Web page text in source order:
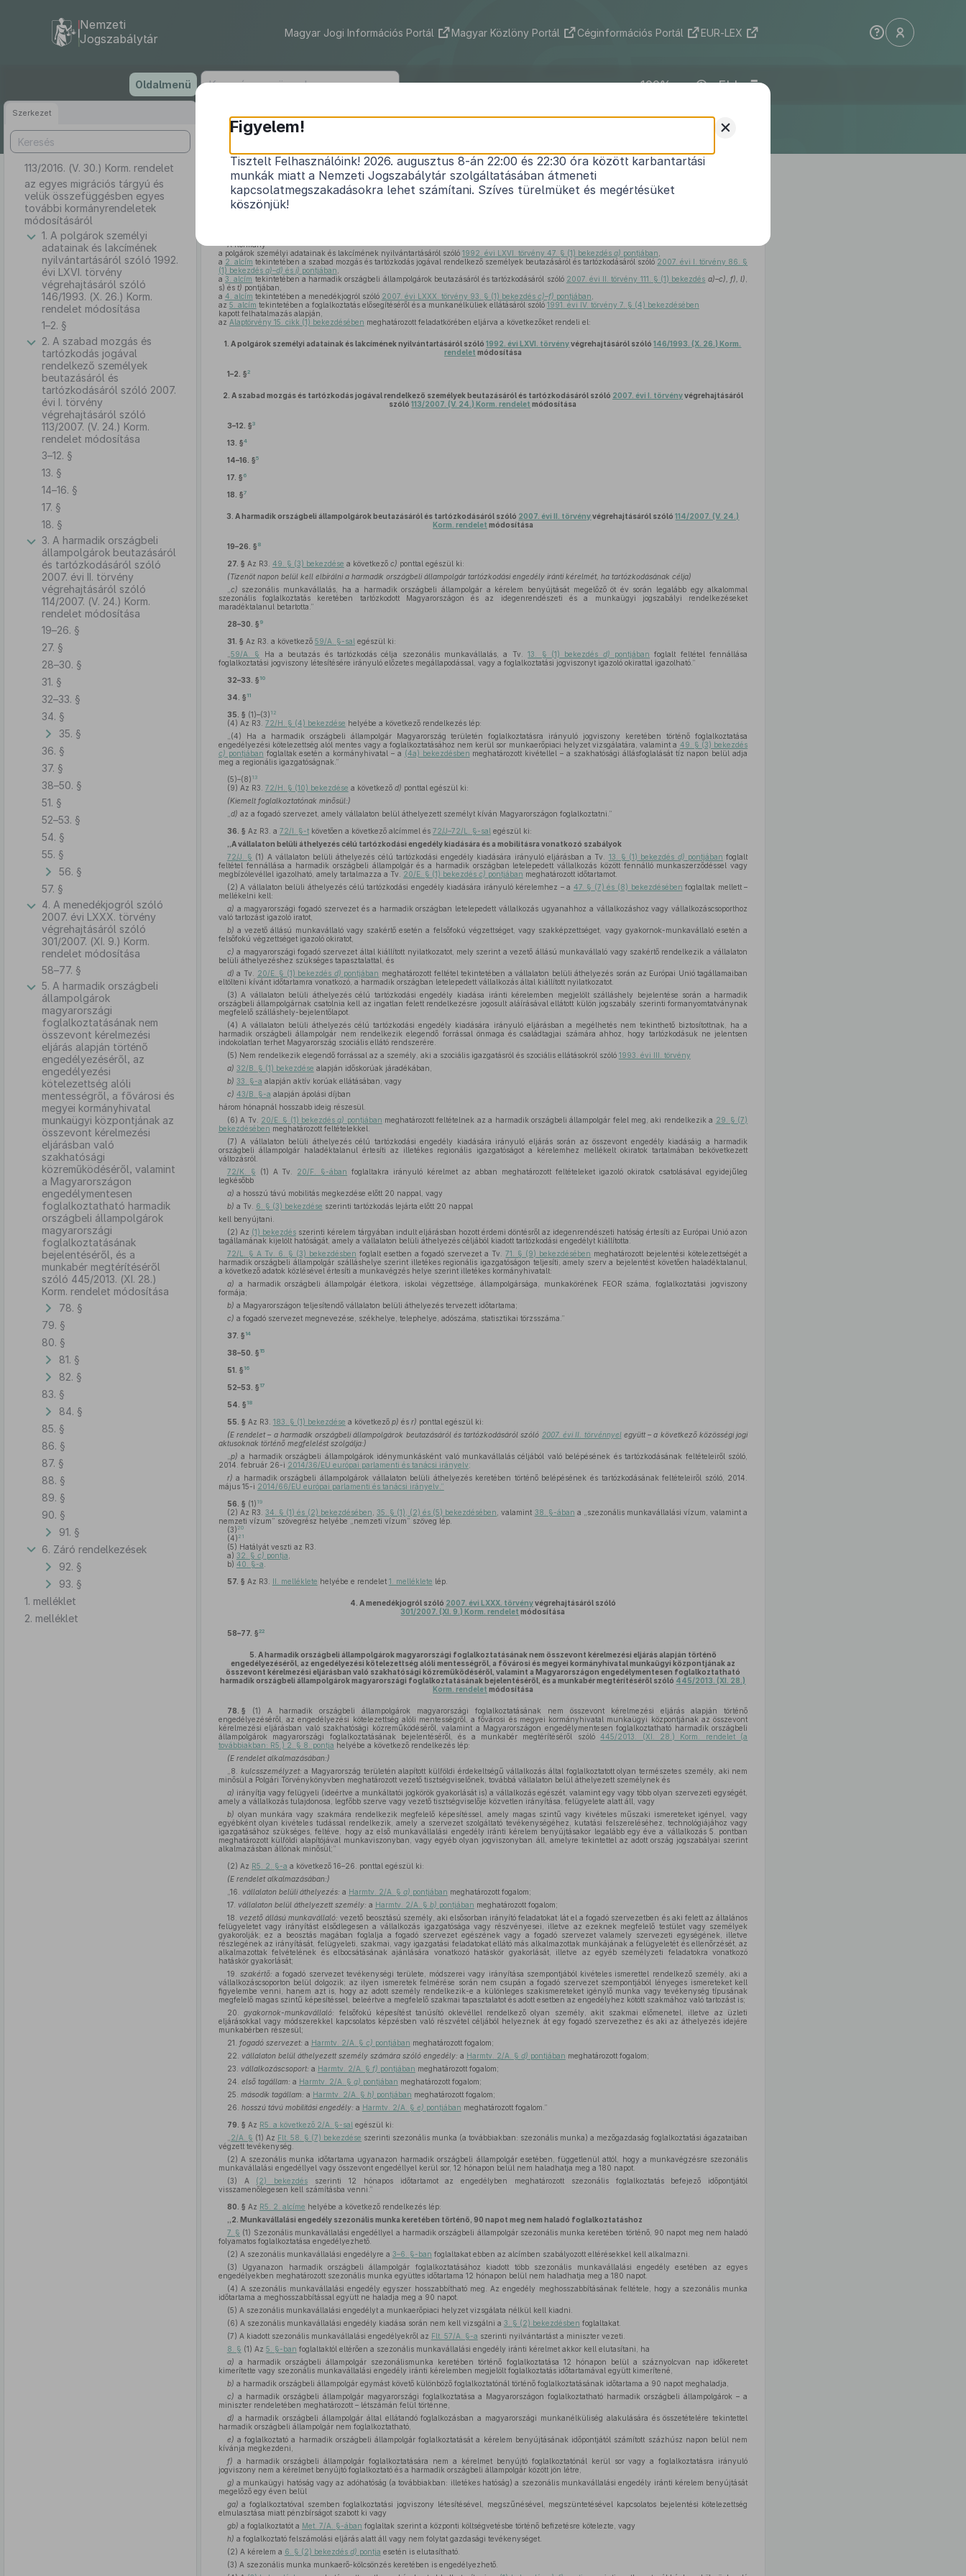
tartalomra
Nemzeti
Jogszabálytár
Magyar Jogi Információs Portál Magyar Közlöny Portál Céginformációs Portál EUR-LEX
Oldalmenü ELI
Szerkezet
113/2016. (V. 30.) Korm. rendelet
az egyes migrációs tárgyú és
velük összefüggésben egyes
további kormányrendeletek
módosításáról
1. A polgárok személyi
adatainak és lakcímének
nyilvántartásáról szóló 1992.
évi LXVI. törvény
végrehajtásáról szóló
146/1993. (X. 26.) Korm.
rendelet módosítása
1–2. §
2. A szabad mozgás és
tartózkodás jogával
rendelkező személyek
beutazásáról és
tartózkodásáról szóló 2007.
évi I. törvény
végrehajtásáról szóló
113/2007. (V. 24.) Korm.
rendelet módosítása
3–12. §
13. §
14–16. §
17. §
18. §
3. A harmadik országbeli
állampolgárok beutazásáról
és tartózkodásáról szóló
2007. évi II. törvény
végrehajtásáról szóló
114/2007. (V. 24.) Korm.
rendelet módosítása
19–26. §
27. §
28–30. §
31. §
32–33. §
34. §
35. §
36. §
37. §
38–50. §
51. §
52–53. §
54. §
55. §
56. §
57. §
4. A menedékjogról szóló
2007. évi LXXX. törvény
végrehajtásáról szóló
301/2007. (XI. 9.) Korm.
rendelet módosítása
58–77. §
5. A harmadik országbeli
állampolgárok
magyarországi
foglalkoztatásának nem
összevont kérelmezési
eljárás alapján történő
engedélyezéséről, az
engedélyezési
kötelezettség alóli
mentességről, a fővárosi és
megyei kormányhivatal
munkaügyi központjának az
összevont kérelmezési
eljárásban való
szakhatósági
közreműködéséről, valamint
a Magyarországon
engedélymentesen
foglalkoztatható harmadik
országbeli állampolgárok
magyarországi
foglalkoztatásának
bejelentéséről, és a
munkabér megtérítéséről
szóló 445/2013. (XI. 28.)
Korm. rendelet módosítása
78. §
79. §
80. §
81. §
82. §
83. §
84. §
85. §
86. §
87. §
88. §
89. §
90. §
91. §
6. Záró rendelkezések
92. §
93. §
1. melléklet
2. melléklet
113/2016. (V. 30.) Korm. rendelet
az egyes migrációs tárgyú és velük összefüggésben egyes további
kormányrendeletek módosításáról1
A Kormány
a polgárok személyi adatainak és lakcímének nyilvántartásáról szóló 1992. évi LXVI. törvény 47. § (1) bekezdés a) pontjában
a 2. alcím tekintetében a szabad mozgás és tartózkodás jogával rendelkező személyek beutazásáról és tartózkodásáról szóló 2007. évi I. törvény 86. §
(1) bekezdés a)–d) és i) pontjában
a3. alcím tekintetében a harmadik országbeli állampolgárok beutazásáról és tartózkodásáról szóló 2007. évi II. törvény 111. § (1) bekezdés a)–c), f), l)
s) és t) pontjában,
a 4. alcím tekintetében a menedékjogról szóló 2007. évi LXXX. törvény 93. § (1) bekezdés c)–f) pontjában
az 5. alcím tekintetében a foglalkoztatás elősegítéséről és a munkanélküliek ellátásáról szóló 1991. évi IV. törvény 7. § (4) bekezdésében
kapott felhatalmazás alapján,
az Alaptörvény 15. cikk (1) bekezdésében meghatározott feladatkörében eljárva a következőket rendeli el:
1. A polgárok személyi adatainak és lakcímének nyilvántartásáról szóló1992. évi LXVI. törvényvégrehajtásáról szóló146/1993. (X. 26.) Korm.
rendelet módosítása
1–2. §2
2. A szabad mozgás és tartózkodás jogával rendelkező személyek beutazásáról és tartózkodásáról szóló 2007. évi I. törvényvégrehajtásáról
szóló113/2007. (V. 24.) Korm. rendelet módosítása
3–12. §3
13. §4
14–16. §5
17. § 6
18. §7
3. A harmadik országbeli állampolgárok beutazásáról és tartózkodásáról szóló 2007. évi II. törvényvégrehajtásáról szóló114/2007. (V. 24.)
Korm. rendelet módosítása
19–26. § 8
27. § Az R3. 49. § (3) bekezdése a következő c) ponttal egészül ki:
(Tizenöt napon belül kell elbírálni a harmadik országbeli állampolgár tartózkodási engedély iránti kérelmét, ha tartózkodásának célja)
c) szezonális munkavállalás, ha a harmadik országbeli állampolgár a kérelem benyújtását megelőző öt év során legalább egy alkalommal
szezonális foglalkoztatás keretében tartózkodott Magyarországon és az idegenrendészeti és a munkaügyi jogszabályi rendelkezéseket
maradéktalanul betartotta.”
28–30. § 9
31. § Az R3. a következő 59/A. §-sal egészül ki:
59/A. § Ha a beutazás és tartózkodás célja szezonális munkavállalás, a Tv.13. § (1) bekezdés d) pontjában foglalt feltétel fennállása
foglalkoztatási jogviszony létesítésére irányuló előzetes megállapodással, vagy a foglalkoztatási jogviszonyt igazoló okirattal igazolható.”
32–33. § 10
34. § 11
35. § (1)–(3) 12
(4) Az R3. 72/H. § (4) bekezdése helyébe a következő rendelkezés lép:
„(4) Ha a harmadik országbeli állampolgár Magyarország területén foglalkoztatásra irányuló jogviszony keretében történő foglalkoztatása
engedélyezési kötelezettség alól mentes vagy a foglalkoztatásához nem kerül sor munkaerőpiaci helyzet vizsgálatára, valamint a 49. § (3) bekezdés
c) pontjában foglaltak esetén a kormányhivatal – a (4a) bekezdésben meghatározott kivétellel – a szakhatósági állásfoglalását tíz napon belül adja
meg a regionális igazgatóságnak.”
(5)–(8) 13
(9) Az R3. 72/H. § (10) bekezdése a következő d) ponttal egészül ki:
(Kiemelt foglalkoztatónak minősül:)
d) az a fogadó szervezet, amely vállalaton belül áthelyezett személyt kíván Magyarországon foglalkoztatni.”
36. § Az R3. a 72/I. §-tkövetően a következő alcímmel és 72/J–72/L. §-sal egészül ki:
„A vállalaton belüli áthelyezés célú tartózkodási engedély kiadására és a mobilitásra vonatkozó szabályok
72/J. § (1) A vállalaton belüli áthelyezés célú tartózkodási engedély kiadására irányuló eljárásban a Tv. 13. § (1) bekezdés d) pontjában foglalt
feltétel fennállása a harmadik országbeli állampolgár és a harmadik országban letelepedett vállalkozás között fennálló munkaszerződéssel vagy
megbízólevéllel igazolható, amely tartalmazza a Tv.
20/E. § (1) bekezdés c) pontjában meghatározott időtartamot.
(2) A vállalaton belüli áthelyezés célú tartózkodási engedély kiadására irányuló kérelemhez – a 47. § (7) és (8) bekezdésében foglaltak mellett –
mellékelni kell:
a) a magyarországi fogadó szervezet és a harmadik országban letelepedett vállalkozás ugyanahhoz a vállalkozáshoz vagy vállalkozáscsoporthoz
való tartozást igazoló iratot,
b) a vezető állású munkavállaló vagy szakértő esetén a felsőfokú végzettséget, vagy szakképzettséget, vagy gyakornok-munkavállaló esetén a
felsőfokú végzettséget igazoló okiratot,
c) a magyarországi fogadó szervezet által kiállított nyilatkozatot, mely szerint a vezető állású munkavállaló vagy szakértő rendelkezik a vállalaton
belüli áthelyezéshez szükséges tapasztalattal, és
d) a Tv. 20/E. § (1) bekezdés d) pontjában meghatározott feltétel tekintetében a vállalaton belüli áthelyezés során az Európai Unió tagállamaiban
eltölteni kívánt időtartamra vonatkozó, a harmadik országban letelepedett vállalkozás által kiállított nyilatkozatot.
(3) A vállalaton belüli áthelyezés célú tartózkodási engedély kiadása iránti kérelemben megjelölt szálláshely bejelentése során a harmadik
országbeli állampolgárnak csatolnia kell az ingatlan felett rendelkezésre jogosult aláírásával ellátott külön jogszabály szerinti formanyomtatványnak
megfelelő szálláshely-bejelentőlapot.
(4) A vállalaton belüli áthelyezés célú tartózkodási engedély kiadására irányuló eljárásban a megélhetés nem tekinthető biztosítottnak, ha a
harmadik országbeli állampolgár nem rendelkezik elegendő forrással önmaga és családtagjai számára ahhoz, hogy tartózkodásuk ne jelentsen
indokolatlan terhet Magyarország szociális ellátó rendszerére.
(5) Nem rendelkezik elegendő forrással az a személy, aki a szociális igazgatásról és szociális ellátásokról szóló 1993. évi III. törvény
a) 32/B. § (1) bekezdése alapján időskorúak járadékában,
b) 33. §-a alapján aktív korúak ellátásában, vagy
c) 43/B. §-a alapján ápolási díjban
három hónapnál hosszabb ideig részesül.
(6) A Tv. 20/E. § (1) bekezdésg) pontjában meghatározott feltételnek az a harmadik országbeli állampolgár felel meg, aki rendelkezik a 29. § (7)
bekezdésében meghatározott feltételekkel.
(7) A vállalaton belüli áthelyezés célú tartózkodási engedély kiadására irányuló eljárás során az összevont engedély kiadásáig a harmadik
országbeli állampolgár haladéktalanul értesíti az illetékes regionális igazgatóságot a kérelemhez mellékelt okiratok tartalmában bekövetkezett
változásról.
72/K. § (1) A Tv. 20/F. §-ában foglaltakra irányuló kérelmet az abban meghatározott feltételeket igazoló okiratok csatolásával egyidejűleg
legkésőbb
a) a hosszú távú mobilitás megkezdése előtt 20 nappal, vagy
b) a Tv. 6. § (3) bekezdése szerinti tartózkodás lejárta előtt 20 nappal
kell benyújtani.
(2) Az (1) bekezdésszerinti kérelem tárgyában indult eljárásban hozott érdemi döntésről az idegenrendészeti hatóság értesíti az Európai Unió azon
tagállamának kijelölt hatóságát, amely a vállalaton belüli áthelyezés céljából kiadott tartózkodási engedélyt kiállította.
72/L. § A Tv. 6. § (3) bekezdésben foglalt esetben a fogadó szervezet a Tv.71. § (9) bekezdésében meghatározott bejelentési kötelezettségét a
harmadik országbeli állampolgár szálláshelye szerint illetékes regionális igazgatóságon teljesíti, amely szerv a bejelentést követően haladéktalanul,
a következő adatok közlésével értesíti a munkavégzés helye szerint illetékes kormányhivatalt:
a) a harmadik országbeli állampolgár életkora, iskolai végzettsége, állampolgársága, munkakörének FEOR száma, foglalkoztatási jogviszony
formája;
b) a Magyarországon teljesítendő vállalaton belüli áthelyezés tervezett időtartama;
c) a fogadó szervezet megnevezése, székhelye, telephelye, adószáma, statisztikai törzsszáma.”
37. § 14
38–50. § 15
51. § 16
52–53. § 17
54. § 18
55. § Az R3. 183. § (1) bekezdése a következő p) és r) ponttal egészül ki:
(E rendelet – a harmadik országbeli állampolgárok beutazásáról és tartózkodásáról szóló 2007. évi II. törvénnyelegyütt – a következő közösségi jogi
aktusoknak történő megfelelést szolgálja:)
p) a harmadik országbeli állampolgárok idénymunkásként való munkavállalás céljából való belépésének és tartózkodásának feltételeiről szóló,
2014. február 26-i 2014/36/EU európai parlamenti és tanácsi irányelv;
r) a harmadik országbeli állampolgárok vállalaton belüli áthelyezés keretében történő belépésének és tartózkodásának feltételeiről szóló, 2014.
május 15-i 2014/66/EU európai parlamenti és tanácsi irányelv.”
56. § (1) 19
(2) Az R3.34. § (1) és (2) bekezdésében 35. § (1), (2) és (5) bekezdésében , valamint 38. §-ában a „szezonális munkavállalási vízum, valamint a
nemzeti vízum” szövegrész helyébe „nemzeti vízum” szöveg lép.
(3) 20
(4) 21
(5) Hatályát veszti az R3.
a) 32. § c) pontja
b) 40. §-a
57. § Az R3. II. melléklete helyébe e rendelet 1. melléklete lép.
4. A menedékjogról szóló 2007. évi LXXX. törvényvégrehajtásáról szóló
301/2007. (XI. 9.) Korm. rendelet módosítása
58–77. §22
5. A harmadik országbeli állampolgárok magyarországi foglalkoztatásának nem összevont kérelmezési eljárás alapján történő
engedélyezéséről, az engedélyezési kötelezettség alóli mentességről, a fővárosi és megyei kormányhivatal munkaügyi központjának az
összevont kérelmezési eljárásban való szakhatósági közreműködéséről, valamint a Magyarországon engedélymentesen foglalkoztatható
harmadik országbeli állampolgárok magyarországi foglalkoztatásának bejelentéséről, és a munkabér megtérítéséről szóló 445/2013. (XI. 28.)
Korm. rendelet módosítása
78. § (1) A harmadik országbeli állampolgárok magyarországi foglalkoztatásának nem összevont kérelmezési eljárás alapján történő
engedélyezéséről, az engedélyezési kötelezettség alóli mentességről, a fővárosi és megyei kormányhivatal munkaügyi központjának az összevont
kérelmezési eljárásban való szakhatósági közreműködéséről, valamint a Magyarországon engedélymentesen foglalkoztatható harmadik országbeli
állampolgárok magyarországi foglalkoztatásának bejelentéséről, és a munkabér megtérítéséről szóló445/2013. (XI. 28.) Korm. rendelet (a
továbbiakban: R5.) 2. § 8. pontja helyébe a következő rendelkezés lép:
(E rendelet alkalmazásában:)
„8. kulcsszemélyzet: a Magyarország területén alapított külföldi érdekeltségű vállalkozás által foglalkoztatott olyan természetes személy, aki nem
minősül a Polgári Törvénykönyvben meghatározott vezető tisztségviselőnek, továbbá vállalaton belül áthelyezett személynek és
a) irányítja vagy felügyeli (ideértve a munkáltatói jogkörök gyakorlását is) a vállalkozás egészét, valamint egy vagy több olyan szervezeti egységét,
amely a vállalkozás tulajdonosa, legfőbb szerve vagy vezető tisztségviselője közvetlen irányítása, felügyelete alatt áll, vagy
b) olyan munkára vagy szakmára rendelkezik megfelelő képesítéssel, amely magas szintű vagy kivételes műszaki ismereteket igényel, vagy
egyébként olyan kivételes tudással rendelkezik, amely a szervezet szolgáltató tevékenységéhez, kutatási felszereléséhez, technológiájához vagy
igazgatásához szükséges, feltéve, hogy az első munkavállalási engedély iránti kérelem benyújtásakor legalább egy éve a vállalkozás 5. pontban
meghatározott külföldi alapítójával munkaviszonyban, vagy egyéb olyan jogviszonyban áll, amelyre tekintettel az adott ország jogszabályai szerint
alkalmazásban állónak minősül;”
(2) Az R5. 2. §-a a következő 16–26. ponttal egészül ki:
(E rendelet alkalmazásában:)
„16.
vállalaton belüli áthelyezés: a Harmtv. 2/A. § a) pontjában meghatározott fogalom;
17. vállalaton belül áthelyezett személy: a Harmtv. 2/A. § b) pontjában meghatározott fogalom;
18. vezető állású munkavállaló: vezető beosztású személy, aki elsősorban irányító feladatokat lát el a fogadó szervezetben és aki felett az általános
felügyeletet vagy irányítást elsődlegesen a vállalkozás igazgatósága vagy részvényesei, illetve az ezeknek megfelelő testület vagy személyek
gyakorolják; ez a beosztás magában foglalja a fogadó szervezet egészének vagy a fogadó szervezet valamely szervezeti egységének, illetve
részlegének az irányítását, felügyeleti, szakmai, vagy igazgatási feladatokat ellátó más alkalmazottak munkájának a felügyeletét és ellenőrzését, az
alkalmazottak felvételének és elbocsátásának ajánlására vonatkozó hatáskör gyakorlását, illetve az egyéb személyzeti feladatokra vonatkozó
hatáskör gyakorlását;
19.szakértő: a fogadó szervezet tevékenységi területe, módszerei vagy irányítása szempontjából kivételes ismerettel rendelkező személy, aki a
vállalkozáscsoporton belül dolgozik; az ilyen ismeretek felmérése során nem csupán a fogadó szervezet szempontjából lényeges ismereteket kell
figyelembe venni, hanem azt is, hogy az adott személy rendelkezik-e a különleges szakismereteket igénylő munka vagy tevékenység típusának
megfelelő magas szintű képesítéssel, beleértve a megfelelő szakmai tapasztalatot és adott esetben az engedélyhez kötött szakmához való tartozást is;
20.gyakornok-munkavállaló: felsőfokú képesítést tanúsító oklevéllel rendelkező olyan személy, akit szakmai előmenetel, illetve az üzleti
eljárásokkal vagy módszerekkel kapcsolatos képzésben való részvétel céljából helyeznek át egy fogadó szervezethez és aki az áthelyezés idejére
munkabérben részesül;
21. fogadó szervezet: a Harmtv. 2/A. § c) pontjában meghatározott fogalom;
22.
vállalaton belül áthelyezett személy számára szóló engedély: a Harmtv. 2/A. § d) pontjában meghatározott fogalom;
23.
vállalkozáscsoport: a Harmtv. 2/A. § f) pontjában meghatározott fogalom;
24. első tagállam: a Harmtv. 2/A. § g) pontjában meghatározott fogalom;
25. második tagállam: a Harmtv. 2/A. § h) pontjában meghatározott fogalom;
26. hosszú távú mobilitási engedély: a Harmtv. 2/A. § e) pontjában meghatározott fogalom.”
79. § Az R5. a következő 2/A. §-sal egészül ki:
2/A. § (1) Az Flt. 58. § (7) bekezdése szerinti szezonális munka (a továbbiakban: szezonális munka) a mezőgazdaság foglalkoztatási ágazataiban
végzett tevékenység.
(2) A szezonális munka időtartama ugyanazon harmadik országbeli állampolgár esetében, függetlenül attól, hogy a munkavégzésre szezonális
munkavállalási engedéllyel vagy összevont engedéllyel kerül sor, 12 hónapon belül nem haladhatja meg a 180 napot.
(3) A (2) bekezdés szerinti 12 hónapos időtartamot az engedélyben meghatározott szezonális foglalkoztatás befejező időpontjától
visszamenőlegesen kell számításba venni.”
80. § Az R5. 2. alcíme helyébe a következő rendelkezés lép:
„2. Munkavállalási engedély szezonális munka keretében történő, 90 napot meg nem haladó foglalkoztatáshoz
7. § (1) Szezonális munkavállalási engedéllyel a harmadik országbeli állampolgár szezonális munka keretében történő, 90 napot meg nem haladó
folyamatos foglalkoztatása engedélyezhető.
(2) A szezonális munkavállalási engedélyre a 3–6. §-ban foglaltakat ebben az alcímben szabályozott eltérésekkel kell alkalmazni.
(3) Ugyanazon harmadik országbeli állampolgár foglalkoztatásához kiadott több szezonális munkavállalási engedély esetében az egyes
engedélyekben meghatározott szezonális munka együttes időtartama 12 hónapon belül nem haladhatja meg a 180 napot.
(4) A szezonális munkavállalási engedély egyszer hosszabbítható meg. Az engedély meghosszabbításának feltétele, hogy a szezonális munka
időtartama a meghosszabbítással együtt ne haladja meg a 90 napot.
(5) A szezonális munkavállalási engedélyt a munkaerőpiaci helyzet vizsgálata nélkül kell kiadni.
(6) A szezonális munkavállalási engedély kiadása során nem kell vizsgálni a 3. § (2) bekezdésben foglaltakat.
(7) A kiadott szezonális munkavállalási engedélyekről az Flt. 57/A. §-a szerinti nyilvántartást a miniszter vezeti.
8. § (1) Az 5. §-ban foglaltaktól eltérően a szezonális munkavállalási engedély iránti kérelmet akkor kell elutasítani, ha
a) a harmadik országbeli állampolgár szezonálismunka keretében történő foglalkoztatása 12 hónapon belül a száznyolcvan nap időkeretet
kimerítette vagy szezonális munkavállalási engedély iránti kérelemben megjelölt foglalkoztatás időtartamával együtt kimerítené,
b) a harmadik országbeli állampolgár egymást követő különböző foglalkoztatónál történő foglalkoztatásának időtartama a 90 napot meghaladja,
c) a harmadik országbeli állampolgár magyarországi foglalkoztatása a Magyarországon foglalkoztatható harmadik országbeli állampolgárok – a
miniszter rendeletében meghatározott – létszámán felül történne,
d) a harmadik országbeli állampolgár által ellátandó foglalkozásban a magyarországi munkanélküliség alakulására és összetételére tekintettel
harmadik országbeli állampolgár nem foglalkoztatható,
e) a foglalkoztató a harmadik országbeli állampolgár foglalkoztatását a kérelem benyújtásának időpontjától számított százhúsz napon belül nem
kívánja megkezdeni,
f) a harmadik országbeli állampolgár foglalkoztatására nem a kérelmet benyújtó foglalkoztatónál kerül sor vagy a foglalkoztatásra irányuló
jogviszony nem a kérelmet benyújtó foglalkoztató és a harmadik országbeli állampolgár között jön létre,
g) a munkaügyi hatóság vagy az adóhatóság (a továbbiakban: illetékes hatóság) a szezonális munkavállalási engedély iránti kérelem benyújtását
megelőző egy éven belül
ga) a foglalkoztatóval szemben foglalkoztatási jogviszony létesítésével, megszűnésével, megszüntetésével kapcsolatos bejelentési kötelezettség
elmulasztása miatt pénzbírságot szabott ki vagy
gb) a foglalkoztatót a Met. 7/A. §-ában foglaltak szerint a központi költségvetésbe történő befizetésre kötelezte, vagy
h) a foglalkoztató felszámolási eljárás alatt áll vagy nem folytat gazdasági tevékenységet.
(2) A kérelem a 6. § (2) bekezdés d) pontja esetén is elutasítható.
(3) A szezonális munka munkaerő-kölcsönzés keretében is engedélyezhető.
+
Figyelem!
Tisztelt Felhasználóink! 2026. augusztus 8-án 22:00 és 22:30 óra között karbantartási
munkák miatt a Nemzeti Jogszabálytár szolgáltatásában átmeneti
kapcsolatmegszakadásokra lehet számítani. Szíves türelmüket és megértésüket
köszönjük!